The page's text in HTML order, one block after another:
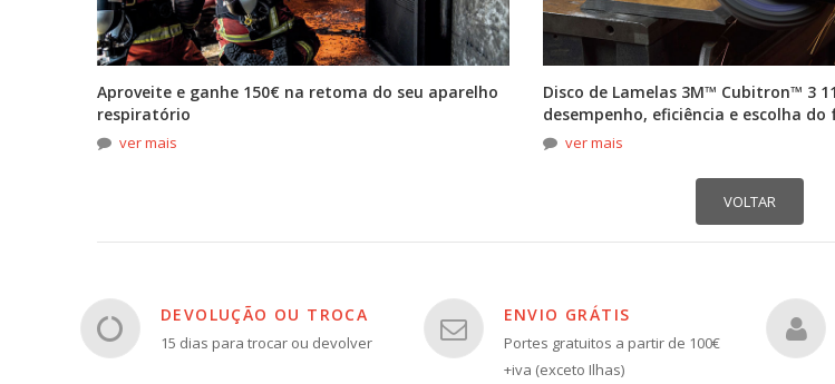
Aproveite e ganhe 150€ na retoma do seu aparelho
respiratório
ver mais
Disco de Lamelas 3M™ Cubitron™ 3
desempenho, eficiência e escolha
ver mais
DEVOLUÇÃO OU TROCA
15 dias para trocar ou devolver
ENVIO GRÁTIS
Portes gratuitos a partir de 100€
+iva (exceto Ilhas)